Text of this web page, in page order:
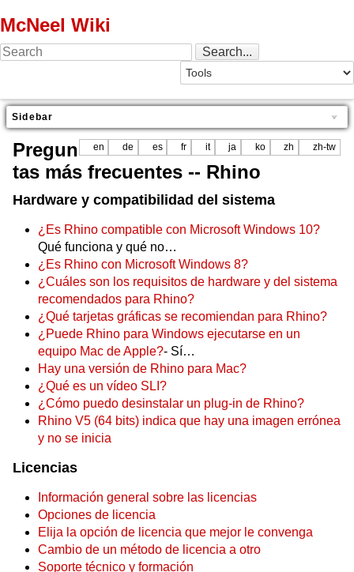
McNeel Wiki
Sidebar
en de es fr it ja ko zh zh-tw
Pregun
tas más frecuentes -- Rhino
Hardware y compatibilidad del sistema
¿Es Rhino compatible con Microsoft Windows 10?
Qué funciona y qué no…
¿Es Rhino con Microsoft Windows 8?
¿Cuáles son los requisitos de hardware y del sistema
recomendados para Rhino?
¿Qué tarjetas gráficas se recomiendan para Rhino?
¿Puede Rhino para Windows ejecutarse en un
equipo Mac de Apple?- Sí…
Hay una versión de Rhino para Mac?
¿Qué es un vídeo SLI?
¿Cómo puedo desinstalar un plug-in de Rhino?
Rhino V5 (64 bits) indica que hay una imagen errónea
y no se inicia
Licencias
Información general sobre las licencias
Opciones de licencia
Elija la opción de licencia que mejor le convenga
Cambio de un método de licencia a otro
Soporte técnico y formación